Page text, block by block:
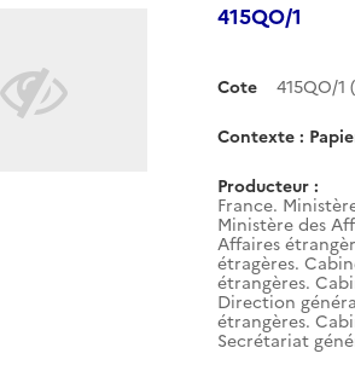
415QO/1
Cote 415QO/
Contexte :
Producteur :
France.
Ministère des
Affaires
étragères.
étrangères.
Direction
étrangères.
Secrétariat